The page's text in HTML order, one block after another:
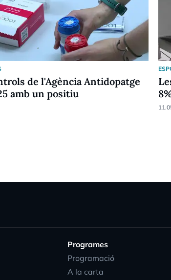
de l'Agència Antidopatge
amb un positiu
Programes
Programació
A la carta